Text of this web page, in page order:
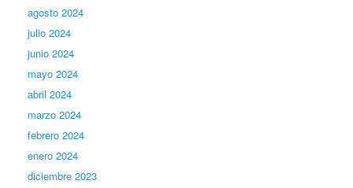
agosto 2024
julio 2024
junio 2024
mayo 2024
abril 2024
marzo 2024
febrero 2024
enero 2024
diciembre 2023